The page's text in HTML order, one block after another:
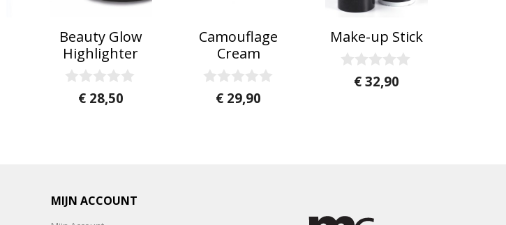
Beauty Glow
Highlighter
€28,50
Camouflage
Cream
€ 29,90
Make-up Stick
€32,90
MIJN ACCOUNT